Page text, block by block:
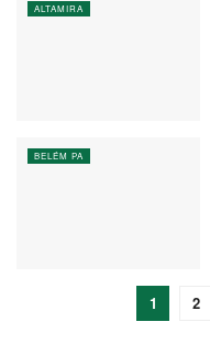
ALTAMIRA
BELÉM PA
1 2